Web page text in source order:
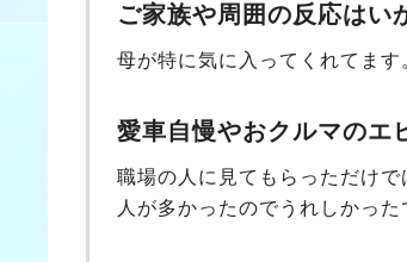
ご家族や周囲の反応はい
母が特に気に入ってくれてま
愛車自慢やおクルマのエ
職場の人に見てもらっただけ
人が多かったのでうれしかった